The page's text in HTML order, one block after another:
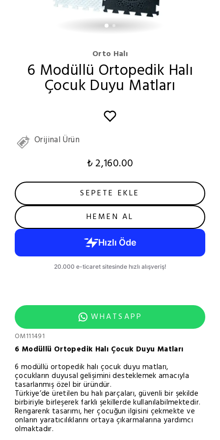
Orto Halı
6 Modüllü Ortopedik Halı
Çocuk Duyu Matları
Orijinal Ürün
₺ 2,160.00
SEPETE EKLE
HEMEN AL
WHATSAPP
OM111491
6 Modüllü Ortopedik Halı Çocuk Duyu Matları
6 modüllü ortopedik halı çocuk duyu matları,
çocukların duyusal gelişimini desteklemek amacıyla
tasarlanmış özel bir üründür.
Türkiye’de üretilen bu halı parçaları, güvenli bir şekilde
birbiriyle birleşerek farklı şekillerde kullanılabilmektedir.
Rengarenk tasarımı, her çocuğun ilgisini çekmekte ve
onların yaratıcılıklarını ortaya çıkarmalarına yardımcı
olmaktadır.